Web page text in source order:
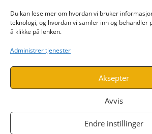
Du kan lese mer om hvordan vi bruker
teknologi, og hvordan vi samler inn og behandler
å klikke på lenken.
Administrer tjenester
Aksepter
Avvis
Endre instillinger
INFORMASJON
Personvern